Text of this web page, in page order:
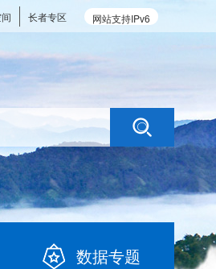
网站支持IPv6
长者专区
数据专题